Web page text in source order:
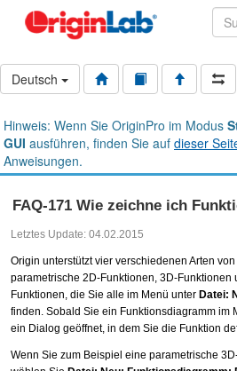
Deutsch
Hinweis: Wenn Sie OriginPro im Modus
GUI ausführen, finden Sie auf dieser
Anweisungen.
FAQ-171 Wie zeichne ich
Letztes Update: 04.02.2015
Origin unterstützt vier verschiedenen Arten
parametrische 2D-Funktionen, 3D-Funktionen
Funktionen, die Sie alle im Menü unter Datei:
finden. Sobald Sie ein Funktionsdiagramm im
ein Dialog geöffnet, in dem Sie die Funktion
Wenn Sie zum Beispiel eine parametrische